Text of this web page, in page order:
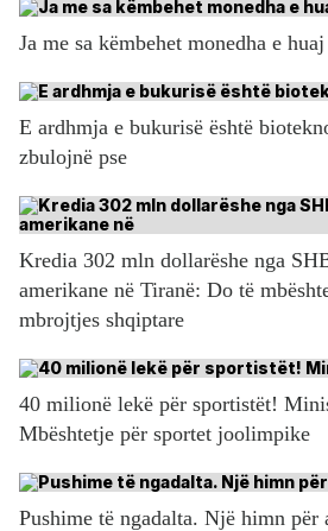
Ja me sa këmbehet monedha e
E ardhmja e bukurisë është
zbulojnë pse
Kredia 302 mln dollarëshe nga
amerikane në Tiranë: Do të
mbrojtjes shqiptare
40 milionë lekë për sportistët!
Mbështetje për sportet joolimpike
Pushime të ngadalta. Një himn për